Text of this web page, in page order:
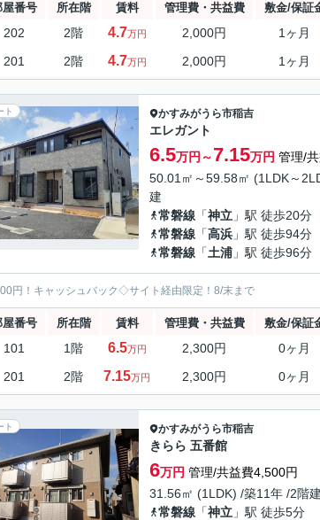
屋番号 所在階 賃料 管理費・共益費 敷金/保証
202 2階 4.7万円 2,000円 1ヶ月
201 2階 4.7万円 2,000円 1ヶ月
ト かすみがうら市稲吉
エレガント
6.5万円～7.15万円 管理/
50.01㎡～59.58㎡ (1LDK～
建
常磐線 「神立 」駅 徒歩20分
常磐線 「高浜 」駅 徒歩94分
常磐線 「土浦 」駅 徒歩96分
円！キャッシュバック◇サイト経由限定！8/末まで
屋番号 所在階 賃料 管理費・共益費 敷金/保証
101 1階 6.5万円 2,300円 0ヶ月
201 2階 7.15万円 2,300円 0ヶ月
ト かすみがうら市稲吉
きらら 五番館
6万円 管理/共益費4,500円
31.56㎡ (1LDK) /築11年 /2階建
常磐線 「神立 」駅 徒歩5分